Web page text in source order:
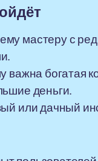
мастеру с
важна богатая
деньги.
или дачный